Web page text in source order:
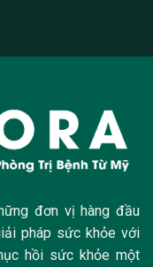
đơn vị hàng đầu
pháp sức khỏe với
hồi sức khỏe một